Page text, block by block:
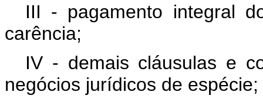
III - pagamento integral
carência;
IV - demais cláusulas e
negócios jurídicos de espécie;